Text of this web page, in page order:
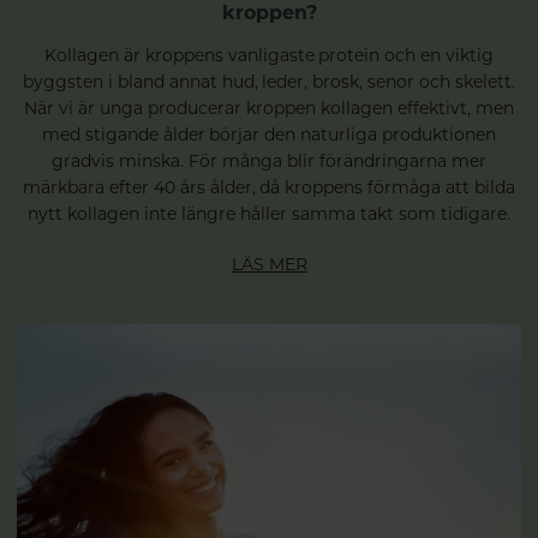
kroppen?
Kollagen är kroppens vanligaste protein och en viktig
byggsten i bland annat hud, leder, brosk, senor och skelett.
När vi är unga producerar kroppen kollagen effektivt, men
med stigande ålder börjar den naturliga produktionen
gradvis minska. För många blir förändringarna mer
märkbara efter 40 års ålder, då kroppens förmåga att bilda
nytt kollagen inte längre håller samma takt som tidigare.
LÄS MER